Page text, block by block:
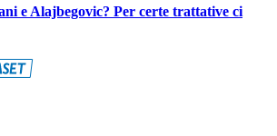
e Alajbegovic? Per certe trattative ci